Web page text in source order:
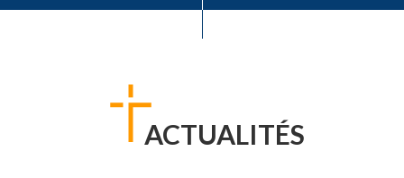
ACTUALITÉS